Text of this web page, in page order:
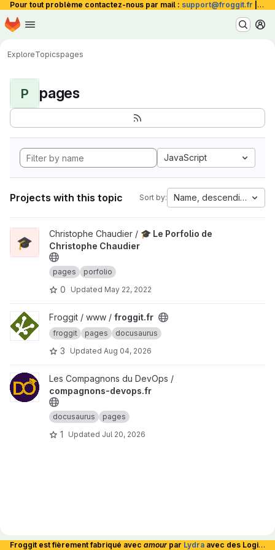
Pour tout problème contactez-nous par mail : support@froggit.fr La
Skip to main content
Homepage
ExploreTopicspages
P pages
JavaScript
Projects with this topic Sort by: Name, descending
View 🎓 Le Porfolio de Christophe Chaudier project
🎓
Christophe Chaudier / 🎓 Le Porfolio de
Christophe Chaudier
pages porfolio
0 Updated May 22, 2022
View froggit.fr project
Froggit / www / froggit.fr
froggit pages docusaurus
3 Updated Aug 04, 2026
View compagnons-devops.fr project
Les Compagnons du DevOps /
compagnons-devops.fr
docusaurus pages
1 Updated Jul 20, 2026
Froggit est fièrement fabriqué avec amour par Lydra avec des Logiciels Libres et hébergé en